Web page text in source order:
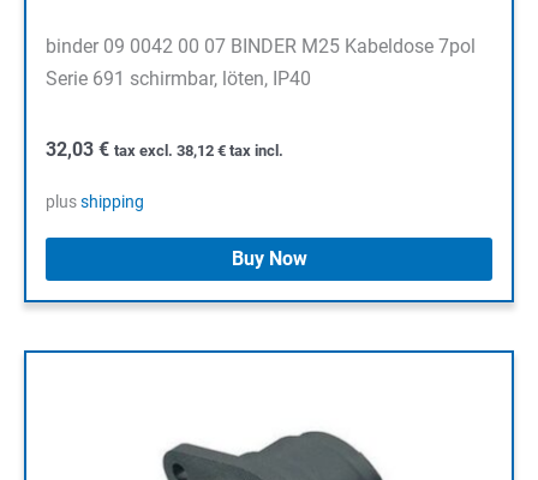
binder 09 0042 00 07 BINDER M25 Kabeldose 7pol
Serie 691 schirmbar, löten, IP40
32,03 € tax excl. 38,12 € tax incl.
plusshipping
Buy Now